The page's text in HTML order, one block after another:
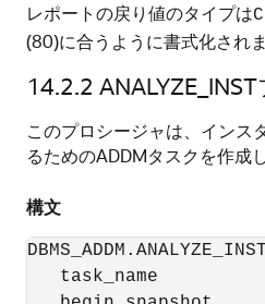
レポートの戻り値のタイプは
(80)に合うように書式化されま
14.2.2
このプロシージャは、インス
るためのADDMタスクを作成
構文
task_name